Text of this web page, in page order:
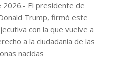
El presidente de
Trump, firmó este
con la que vuelve a
a la ciudadanía de las
nacidas